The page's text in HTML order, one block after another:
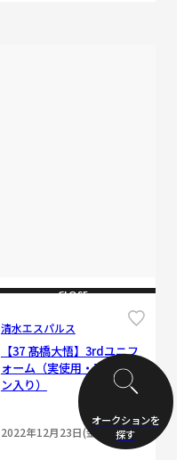
CLOSE
清水エスパルス
【37 髙橋大悟】3rdユニフ
ォーム（実使用・直筆サイ
ン入り）
2022年12月23日(金)20:00
オークションを
探す